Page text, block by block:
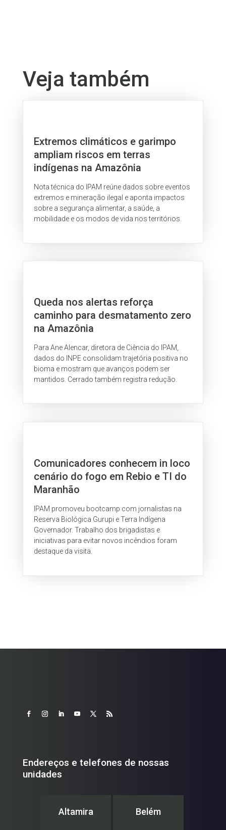
Veja também
Extremos climáticos e garimpo
ampliam riscos em terras
indígenas na Amazônia
Nota técnica do IPAM reúne dados sobre eventos
extremos e mineração ilegal e aponta impactos
sobre a segurança alimentar, a saúde, a
mobilidade e os modos de vida nos territórios.
Queda nos alertas reforça
caminho para desmatamento zero
na Amazônia
Para Ane Alencar, diretora de Ciência do IPAM,
dados do INPE consolidam trajetória positiva no
bioma e mostram que avanços podem ser
mantidos. Cerrado também registra redução.
Comunicadores conhecem in loco
cenário do fogo em Rebio e TI do
Maranhão
IPAM promoveu bootcamp com jornalistas na
Reserva Biológica Gurupi e Terra Indígena
Governador. Trabalho dos brigadistas e
iniciativas para evitar novos incêndios foram
destaque da visita.
Endereços e telefones de nossas
unidades
Altamira Belém